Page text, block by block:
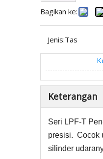
Bagikan ke:
Jenis:Tas
Keterangan
Seri LPF-T
presisi. Cocok
silinder